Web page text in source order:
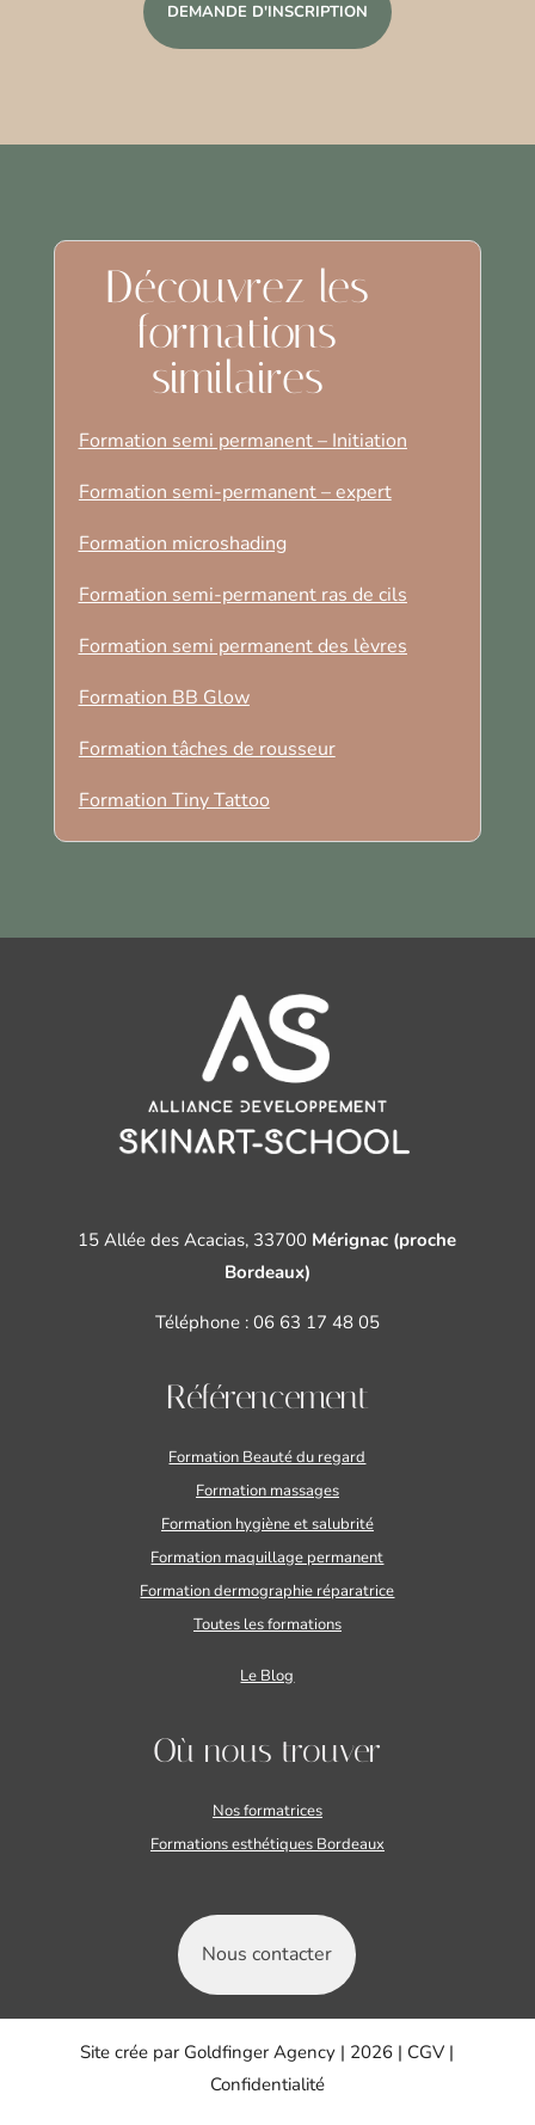
DEMANDE D'INSCRIPTION
Découvrez les
formations
similaires
Formation semi permanent – Initiation
Formation semi-permanent – expert
Formation microshading
​​Formation semi-permanent ras de cils
Formation semi permanent des lèvres
​Formation BB Glow
Formation tâches de rousseur
Formation Tiny Tattoo
15 Allée des Acacias, 33700 Mérignac (proche
Bordeaux)
Téléphone :06 63 17 48 05
Référencement
Formation Beauté du regard
Formation massages
Formation hygiène et salubrité
Formation maquillage permanent
Formation dermographie réparatrice
Toutes les formations
Le Blog
Où nous trouver
Nos formatrices
Formations esthétiques Bordeaux
Nous contacter
Site crée par Goldfinger Agency | 2026 | CGV |
Confidentialité